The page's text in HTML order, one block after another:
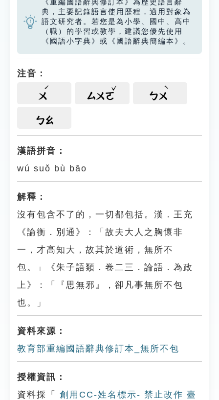
《重編國語辭典修訂本》為歷史語言辭
典，主要記錄語言使用歷程，適用對象為
語文研究者。若您是為小學、國中、高中
（職）的學習或教學，建議您優先使用
《國語小字典》或《國語辭典簡編本》。
注音：
ㄨ ㄙㄨㄛ ㄅㄨ
ㄅㄠ
漢語拼音：
wú suǒ bù bāo
解釋：
沒有包含不了的，一切都包括。漢．王充
《論衡．別通》：「故夫大人之胸懷非
一，才高知大，故其於道術，無所不
包。」《朱子語類．卷二三．論語．為政
上》：「『思無邪』，卻凡事無所不包
也。」
資料來源：
教育部重編國語辭典修訂本_無所不包
授權資訊：
資料採「
創用CC-姓名標示- 禁止改作 臺